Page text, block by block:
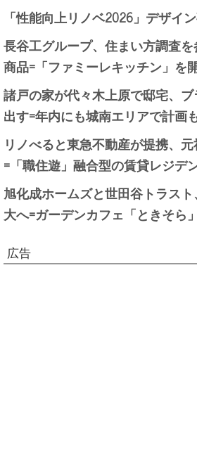
「性能向上リノベ2026」デザイ
長谷工グループ、住まい方調査
商品=「ファミーレキッチン」を
諸戸の家が代々木上原で邸宅、
出す=年内にも城南エリアで計画
リノべると東急不動産が提携、
=「職住遊」融合型の賃貸レジデ
旭化成ホームズと世田谷トラス
大へ=ガーデンカフェ「ときそら
広告